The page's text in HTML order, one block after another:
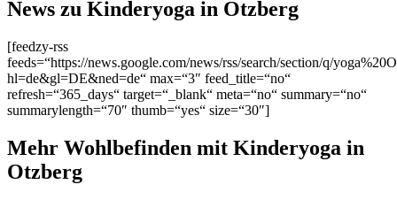
News zu Kinderyoga in Otzberg
[feedzy-rss
feeds=“https://news.google.com/news/rss/search/section/q/
hl=de&gl=DE&ned=de“ max=“3″ feed_title=“no“
refresh=“365_days“ target=“_blank“ meta=“no“ summary=“no“
summarylength=“70″ thumb=“yes“ size=“30″]
Mehr Wohlbefinden mit Kinderyoga in
Otzberg